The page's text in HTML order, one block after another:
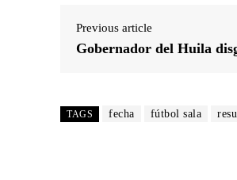
Previous article
Gobernador del Huila
TAGS fecha fútbol sala